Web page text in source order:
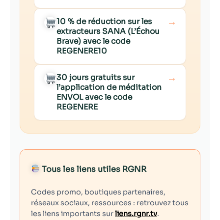
10 % de réduction sur les
extracteurs SANA (L’Échou
Brave) avec le code
REGENERE10
→
30 jours gratuits sur
l’application de méditation
ENVOL avec le code
REGENERE
→
Tous les liens utiles RGNR
Codes promo, boutiques partenaires,
réseaux sociaux, ressources : retrouvez tous
les liens importants surliens.rgnr.tv.